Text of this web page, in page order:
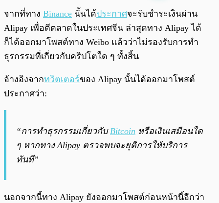
0:00 0:00
จากที่ทาง Binance นั้นได้ประกาศจะรับชำระเงินผ่าน
Alipay เพื่อตีตลาดในประเทศจีน ล่าสุดทาง Alipay ได้
ก็ได้ออกมาโพสต์ทาง Weibo แล้วว่าไม่รองรับการทำ
ธุรกรรมที่เกี่ยวกับคริปโตใด ๆ ทั้งสิ้น
อ้างอิงจากทวิตเตอร์ของ Alipay นั้นได้ออกมาโพสต์
ประกาศว่า:
“การทำธุรกรรมเกี่ยวกับBitcoin หรือเงินเสมือนใด
ๆ หากทาง Alipay ตรวจพบจะยุติการให้บริการ
ทันที”
นอกจากนี้ทาง Alipay ยังออกมาโพสต์ก่อนหน้านี้อีกว่า